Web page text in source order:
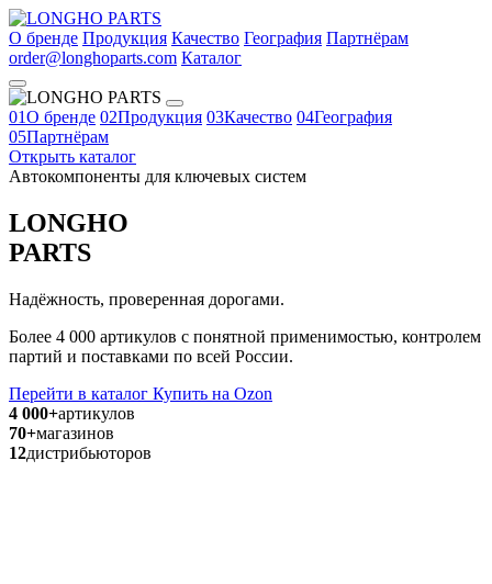
О бренде Продукция Качество География Партнёрам
order@longhoparts.com Каталог
01О бренде 02Продукция 03Качество 04География
05Партнёрам
Открыть каталог
Автокомпоненты для ключевых систем
LONGHO
PARTS
Надёжность, проверенная дорогами.
Более 4 000 артикулов с понятной применимостью, контролем
партий и поставками по всей России.
Перейти в каталог Купить на Ozon
4 000+артикулов
70+магазинов
12дистрибьюторов